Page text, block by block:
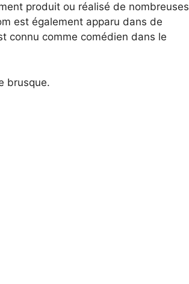
produit ou réalisé de nombreuses
est également apparu dans de
connu comme comédien dans le
brusque.